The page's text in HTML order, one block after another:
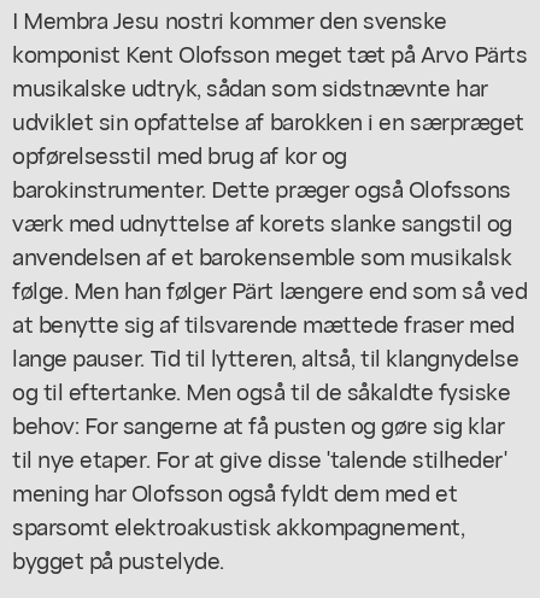
I Membra Jesu nostri kommer den svenske
komponist Kent Olofsson meget tæt på Arvo Pärts
musikalske udtryk, sådan som sidstnævnte har
udviklet sin opfattelse af barokken i en særpræget
opførelsesstil med brug af kor og
barokinstrumenter. Dette præger også Olofssons
værk med udnyttelse af korets slanke sangstil og
anvendelsen af et barokensemble som musikalsk
følge. Men han følger Pärt længere end som så ved
at benytte sig af tilsvarende mættede fraser med
lange pauser. Tid til lytteren, altså, til klangnydelse
og til eftertanke. Men også til de såkaldte fysiske
behov: For sangerne at få pusten og gøre sig klar
til nye etaper. For at give disse 'talende stilheder'
mening har Olofsson også fyldt dem med et
sparsomt elektroakustisk akkompagnement,
bygget på pustelyde.